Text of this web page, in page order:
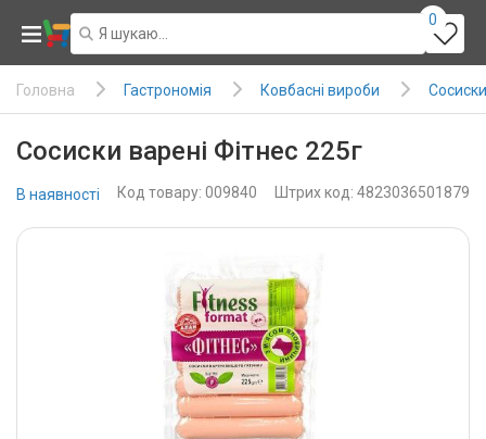
0
Головна Гастрономія Ковбасні вироби
Сосиски варені Фітнес 225г
В наявності Код товару: 009840 Штрих код: 4823036501879